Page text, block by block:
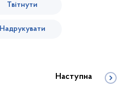
Твітнути
Надрукувати
Наступна